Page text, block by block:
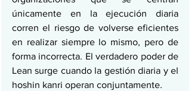
únicamente en la ejecución diaria
corren el riesgo de volverse eficientes
en realizar siempre lo mismo, pero de
forma incorrecta. El verdadero poder de
Lean surge cuando la gestión diaria y el
hoshin kanri operan conjuntamente.